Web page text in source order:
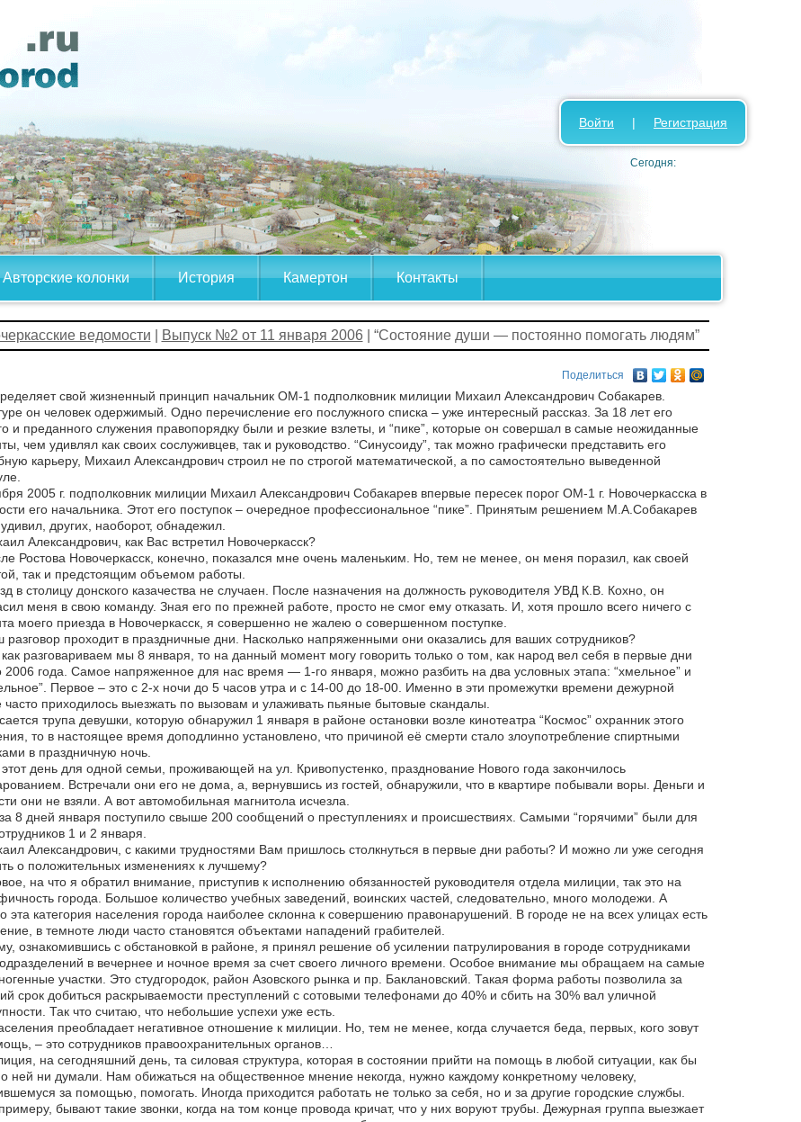
Авторские колонки История Камертон Контакты
Войти | Регистрация
Сегодня:
ведомости Выпуск №2 от 11 января 2006| “Состояние души — постоянно помогать людям”
Поделиться
свой жизненный принцип начальник ОМ-1 подполковник милиции Михаил Александрович Собакарев.
он человек одержимый. Одно перечисление его послужного списка – уже интересный рассказ. За 18 лет его
и преданного служения правопорядку были и резкие взлеты, и “пике”, которые он совершал в самые неожиданные
чем удивлял как своих сослуживцев, так и руководство. “Синусоиду”, так можно графически представить его
карьеру, Михаил Александрович строил не по строгой математической, а по самостоятельно выведенной
2005 г. подполковник милиции Михаил Александрович Собакарев впервые пересек порог ОМ-1 г. Новочеркасска в
его начальника. Этот его поступок – очередное профессиональное “пике”. Принятым решением М.А.Собакарев
других, наоборот, обнадежил.
Александрович, как Вас встретил Новочеркасск?
Ростова Новочеркасск, конечно, показался мне очень маленьким. Но, тем не менее, он меня поразил, как своей
так и предстоящим объемом работы.
в столицу донского казачества не случаен. После назначения на должность руководителя УВД К.В. Кохно, он
меня в свою команду. Зная его по прежней работе, просто не смог ему отказать. И, хотя прошло всего ничего с
моего приезда в Новочеркасск, я совершенно не жалею о совершенном поступке.
проходит в праздничные дни. Насколько напряженными они оказались для ваших сотрудников?
разговариваем мы 8 января, то на данный момент могу говорить только о том, как народ вел себя в первые дни
2006 года. Самое напряженное для нас время — 1-го января, можно разбить на два условных этапа: “хмельное” и
Первое – это с 2-х ночи до 5 часов утра и с 14-00 до 18-00. Именно в эти промежутки времени дежурной
часто приходилось выезжать по вызовам и улаживать пьяные бытовые скандалы.
трупа девушки, которую обнаружил 1 января в районе остановки возле кинотеатра “Космос” охранник этого
то в настоящее время доподлинно установлено, что причиной её смерти стало злоупотребление спиртными
в праздничную ночь.
день для одной семьи, проживающей на ул. Кривопустенко, празднование Нового года закончилось
Встречали они его не дома, а, вернувшись из гостей, обнаружили, что в квартире побывали воры. Деньги и
они не взяли. А вот автомобильная магнитола исчезла.
8 дней января поступило свыше 200 сообщений о преступлениях и происшествиях. Самыми “горячими” были для
1 и 2 января.
Александрович, с какими трудностями Вам пришлось столкнуться в первые дни работы? И можно ли уже сегодня
о положительных изменениях к лучшему?
на что я обратил внимание, приступив к исполнению обязанностей руководителя отдела милиции, так это на
города. Большое количество учебных заведений, воинских частей, следовательно, много молодежи. А
эта категория населения города наиболее склонна к совершению правонарушений. В городе не на всех улицах есть
в темноте люди часто становятся объектами нападений грабителей.
ознакомившись с обстановкой в районе, я принял решение об усилении патрулирования в городе сотрудниками
в вечернее и ночное время за счет своего личного времени. Особое внимание мы обращаем на самые
участки. Это студгородок, район Азовского рынка и пр. Баклановский. Такая форма работы позволила за
срок добиться раскрываемости преступлений с сотовыми телефонами до 40% и сбить на 30% вал уличной
Так что считаю, что небольшие успехи уже есть.
преобладает негативное отношение к милиции. Но, тем не менее, когда случается беда, первых, кого зовут
– это сотрудников правоохранительных органов…
на сегодняшний день, та силовая структура, которая в состоянии прийти на помощь в любой ситуации, как бы
ней ни думали. Нам обижаться на общественное мнение некогда, нужно каждому конкретному человеку,
за помощью, помогать. Иногда приходится работать не только за себя, но и за другие городские службы.
бывают такие звонки, когда на том конце провода кричат, что у них воруют трубы. Дежурная группа выезжает